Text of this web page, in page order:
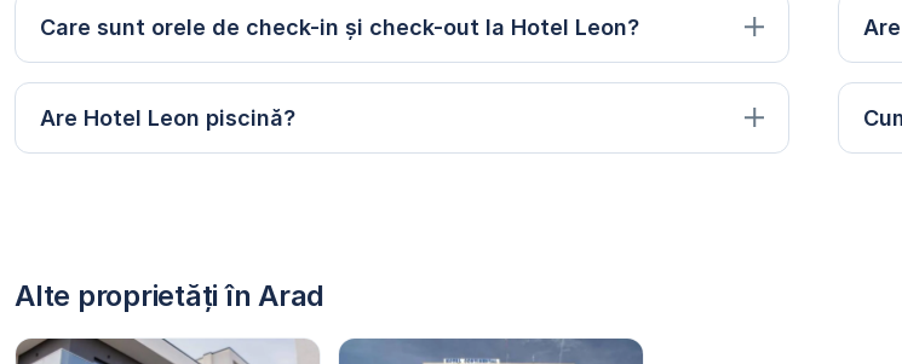
Care sunt orele de check-in și check-out la Hotel Leon?
Are Hotel Leon piscină?
Alte proprietăți în Arad